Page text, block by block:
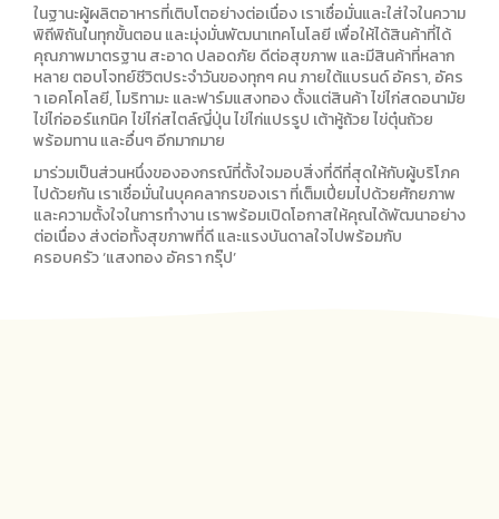
ในฐานะผู้ผลิตอาหารที่เติบโตอย่างต่อเนื่อง เราเชื่อมั่นและใส่ใจในความ
พิถีพิถันในทุกขั้นตอน และมุ่งมั่นพัฒนาเทคโนโลยี เพื่อให้ได้สินค้าที่ได้
คุณภาพมาตรฐาน สะอาด ปลอดภัย ดีต่อสุขภาพ และมีสินค้าที่หลาก
หลาย ตอบโจทย์ชีวิตประจำวันของทุกๆ คน ภายใต้แบรนด์ อัครา, อัคร
า เอคโคโลยี, โมริทามะ และฟาร์มแสงทอง ตั้งแต่สินค้า ไข่ไก่สดอนามัย
ไข่ไก่ออร์แกนิค ไข่ไก่สไตล์ญี่ปุ่น ไข่ไก่แปรรูป เต้าหู้ถ้วย ไข่ตุ๋นถ้วย
พร้อมทาน และอื่นๆ อีกมากมาย
มาร่วมเป็นส่วนหนึ่งขององกรณ์ที่ตั้งใจมอบสิ่งที่ดีที่สุดให้กับผู้บริโภค
ไปด้วยกัน เราเชื่อมั่นในบุคคลากรของเรา ที่เต็มเปี่ยมไปด้วยศักยภาพ
และความตั้งใจในการทำงาน เราพร้อมเปิดโอกาสให้คุณได้พัฒนาอย่าง
ต่อเนื่อง ส่งต่อทั้งสุขภาพที่ดี และแรงบันดาลใจไปพร้อมกับ
ครอบครัว ‘แสงทอง อัครา กรุ๊ป’